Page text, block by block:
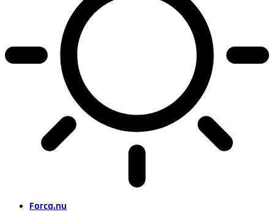
Forca.nu